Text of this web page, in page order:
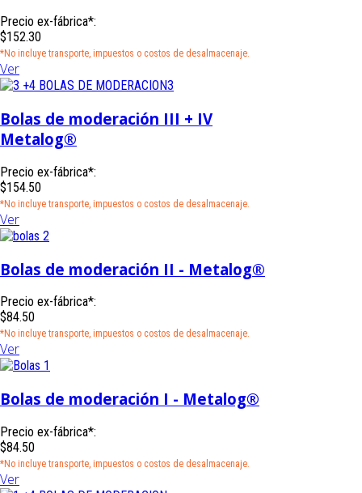
Precio ex-fábrica*:
$152.30
*No incluye transporte, impuestos o costos de desalmacenaje.
Ver
Bolas de moderación III + IV
Metalog®
Precio ex-fábrica*:
$154.50
*No incluye transporte, impuestos o costos de desalmacenaje.
Ver
Bolas de moderación II - Metalog®
Precio ex-fábrica*:
$84.50
*No incluye transporte, impuestos o costos de desalmacenaje.
Ver
Bolas de moderación I - Metalog®
Precio ex-fábrica*:
$84.50
*No incluye transporte, impuestos o costos de desalmacenaje.
Ver